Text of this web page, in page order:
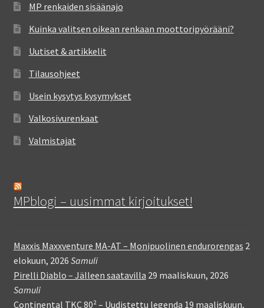
MP renkaiden sisäänajo
Kuinka valitsen oikean renkaan moottoripyörääni?
Uutiset & artikkelit
Tilausohjeet
Usein kysytys kysymykset
Valkosivurenkaat
Valmistajat
MPblogi – uusimmat kirjoitukset!
Maxxis Maxxventure MA-AT – Monipuolinen endurorengas 2
elokuun, 2026 Samuli
Pirelli Diablo – Jälleen saatavilla 29 maaliskuun, 2026
Samuli
Continental TKC 80² – Uudistettu legenda 19 maaliskuun,